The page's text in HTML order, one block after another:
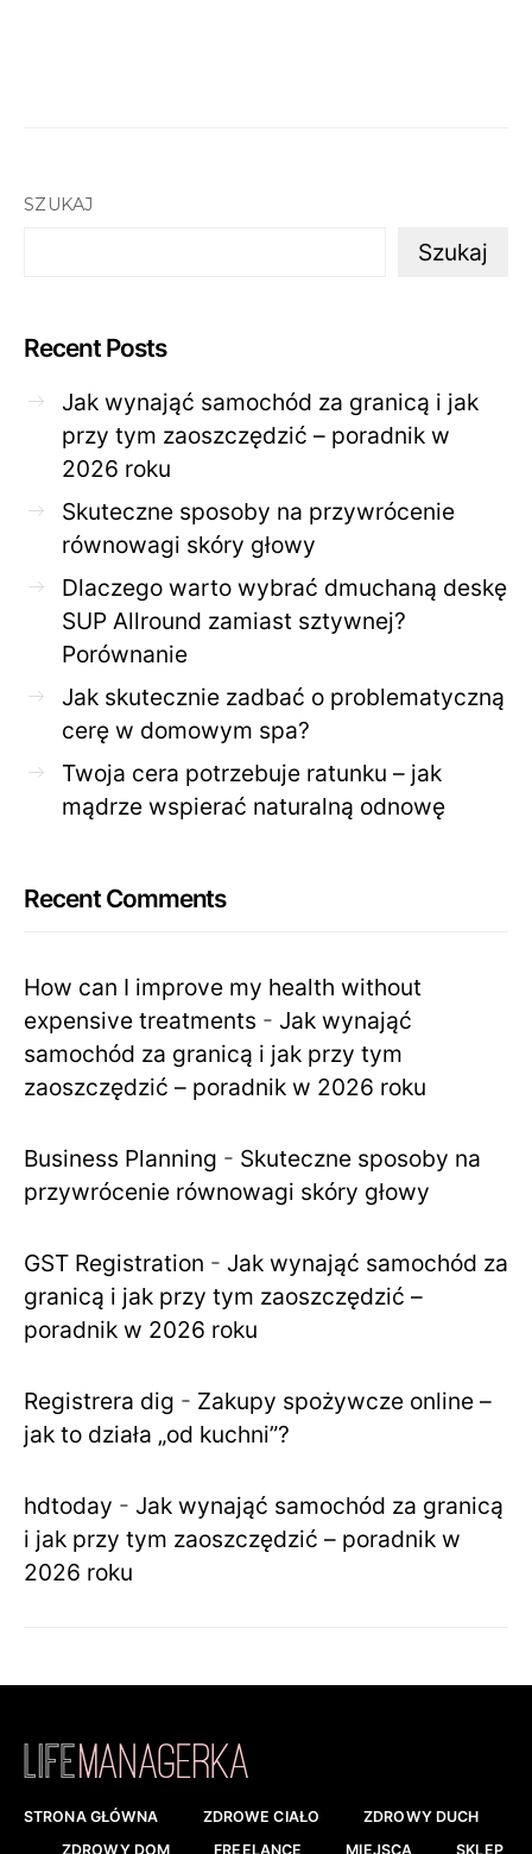
SZUKAJ
Szukaj
Recent Posts
Jak wynająć samochód za granicą i jak
przy tym zaoszczędzić – poradnik w
2026 roku
Skuteczne sposoby na przywrócenie
równowagi skóry głowy
Dlaczego warto wybrać dmuchaną deskę
SUP Allround zamiast sztywnej?
Porównanie
Jak skutecznie zadbać o problematyczną
cerę w domowym spa?
Twoja cera potrzebuje ratunku – jak
mądrze wspierać naturalną odnowę
Recent Comments
How can I improve my health without
expensive treatments - Jak wynająć
samochód za granicą i jak przy tym
zaoszczędzić – poradnik w 2026 roku
Business Planning - Skuteczne sposoby na
przywrócenie równowagi skóry głowy
GST Registration - Jak wynająć samochód za
granicą i jak przy tym zaoszczędzić –
poradnik w 2026 roku
Registrera dig - Zakupy spożywcze online –
jak to działa „od kuchni”?
hdtoday - Jak wynająć samochód za granicą
i jak przy tym zaoszczędzić – poradnik w
2026 roku
STRONA GŁÓWNA ZDROWE CIAŁO
ZDROWY DUCH
ZDROWY DOM
FREELANCE MIEJSCA SKLEP